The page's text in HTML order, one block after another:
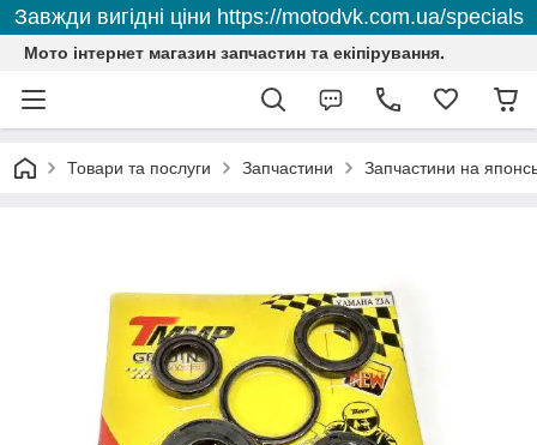
Завжди вигідні ціни https://motodvk.com.ua/specials
Мото інтернет магазин запчастин та екіпірування.
Товари та послуги Запчастини Запчастини на